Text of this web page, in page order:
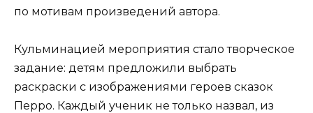
по мотивам произведений автора.
Кульминацией мероприятия стало творческое
задание: детям предложили выбрать
раскраски с изображениями героев сказок
Перро. Каждый ученик не только назвал, из